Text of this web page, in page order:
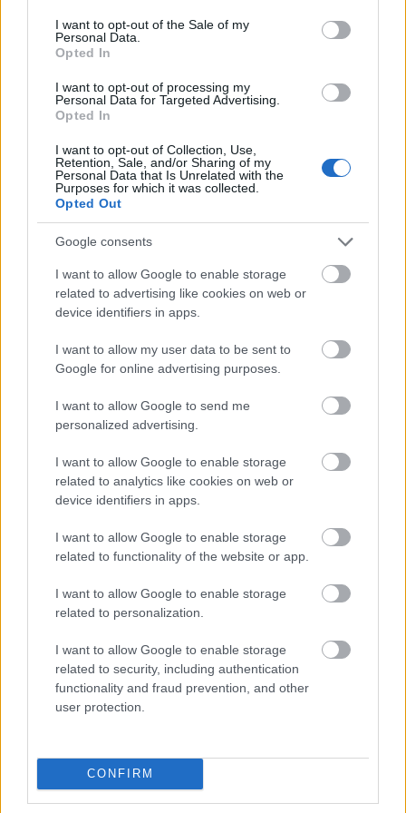
consent section.
I want to opt-out of the Sale of my
Personal Data.
Opted In
I want to opt-out of processing my
Personal Data for Targeted Advertising.
Opted In
I want to opt-out of Collection, Use,
Retention, Sale, and/or Sharing of my
Personal Data that Is Unrelated with the
Purposes for which it was collected.
Opted Out
Google consents
I want to allow Google to enable storage
related to advertising like cookies on web or
device identifiers in apps.
I want to allow my user data to be sent to
Google for online advertising purposes.
I want to allow Google to send me
personalized advertising.
I want to allow Google to enable storage
related to analytics like cookies on web or
device identifiers in apps.
I want to allow Google to enable storage
related to functionality of the website or app.
I want to allow Google to enable storage
related to personalization.
I want to allow Google to enable storage
related to security, including authentication
functionality and fraud prevention, and other
user protection.
CONFIRM
Police Motorcycle Learn to Drive
elején szinte egyre-másra jelentek meg a különböző
elemes játékgépek, amelyekkel a gyerekek egy kicsit
a vezetés élményét is átélhették.
Ezek közé tartozott a végtelenített szalaggal működő
Police Motorcycle, ami egy igazán érdekes darab
volt. A kormányt mozgatva kellett terelgetni a
pályán a motorosunkat és igyekezni kellett
elkerülnünk az akadályokat.
A játék akkoriban nagyon népszerű volt, de a
számítógépek és a kvarcjátékok szépen lassan
kiszorították ezeket a mechanikus játékokat a
boltokból.
Most egy nosztalgikus darabbal gazdagíthatjátok a
gyűjteményeteket, ami még ráadásul működik is.
Anker kőépítő- Az Anker az NDK játékgyártás egyik
mellett más érdekes játékok is készültek.
Ilyen volt többek között a kőből készült építőjáték is,
ami nagyon hasonlított az általunk is ismert fa